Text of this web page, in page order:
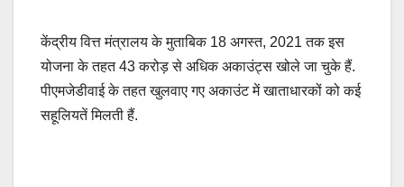
केंद्रीय वित्त मंत्रालय के मुताबिक 18 अगस्त, 2021 तक इस
योजना के तहत 43 करोड़ से अधिक अकाउंट्स खोले जा चुके हैं.
पीएमजेडीवाई के तहत खुलवाए गए अकाउंट में खाताधारकों को कई
सहूलियतें मिलती हैं.